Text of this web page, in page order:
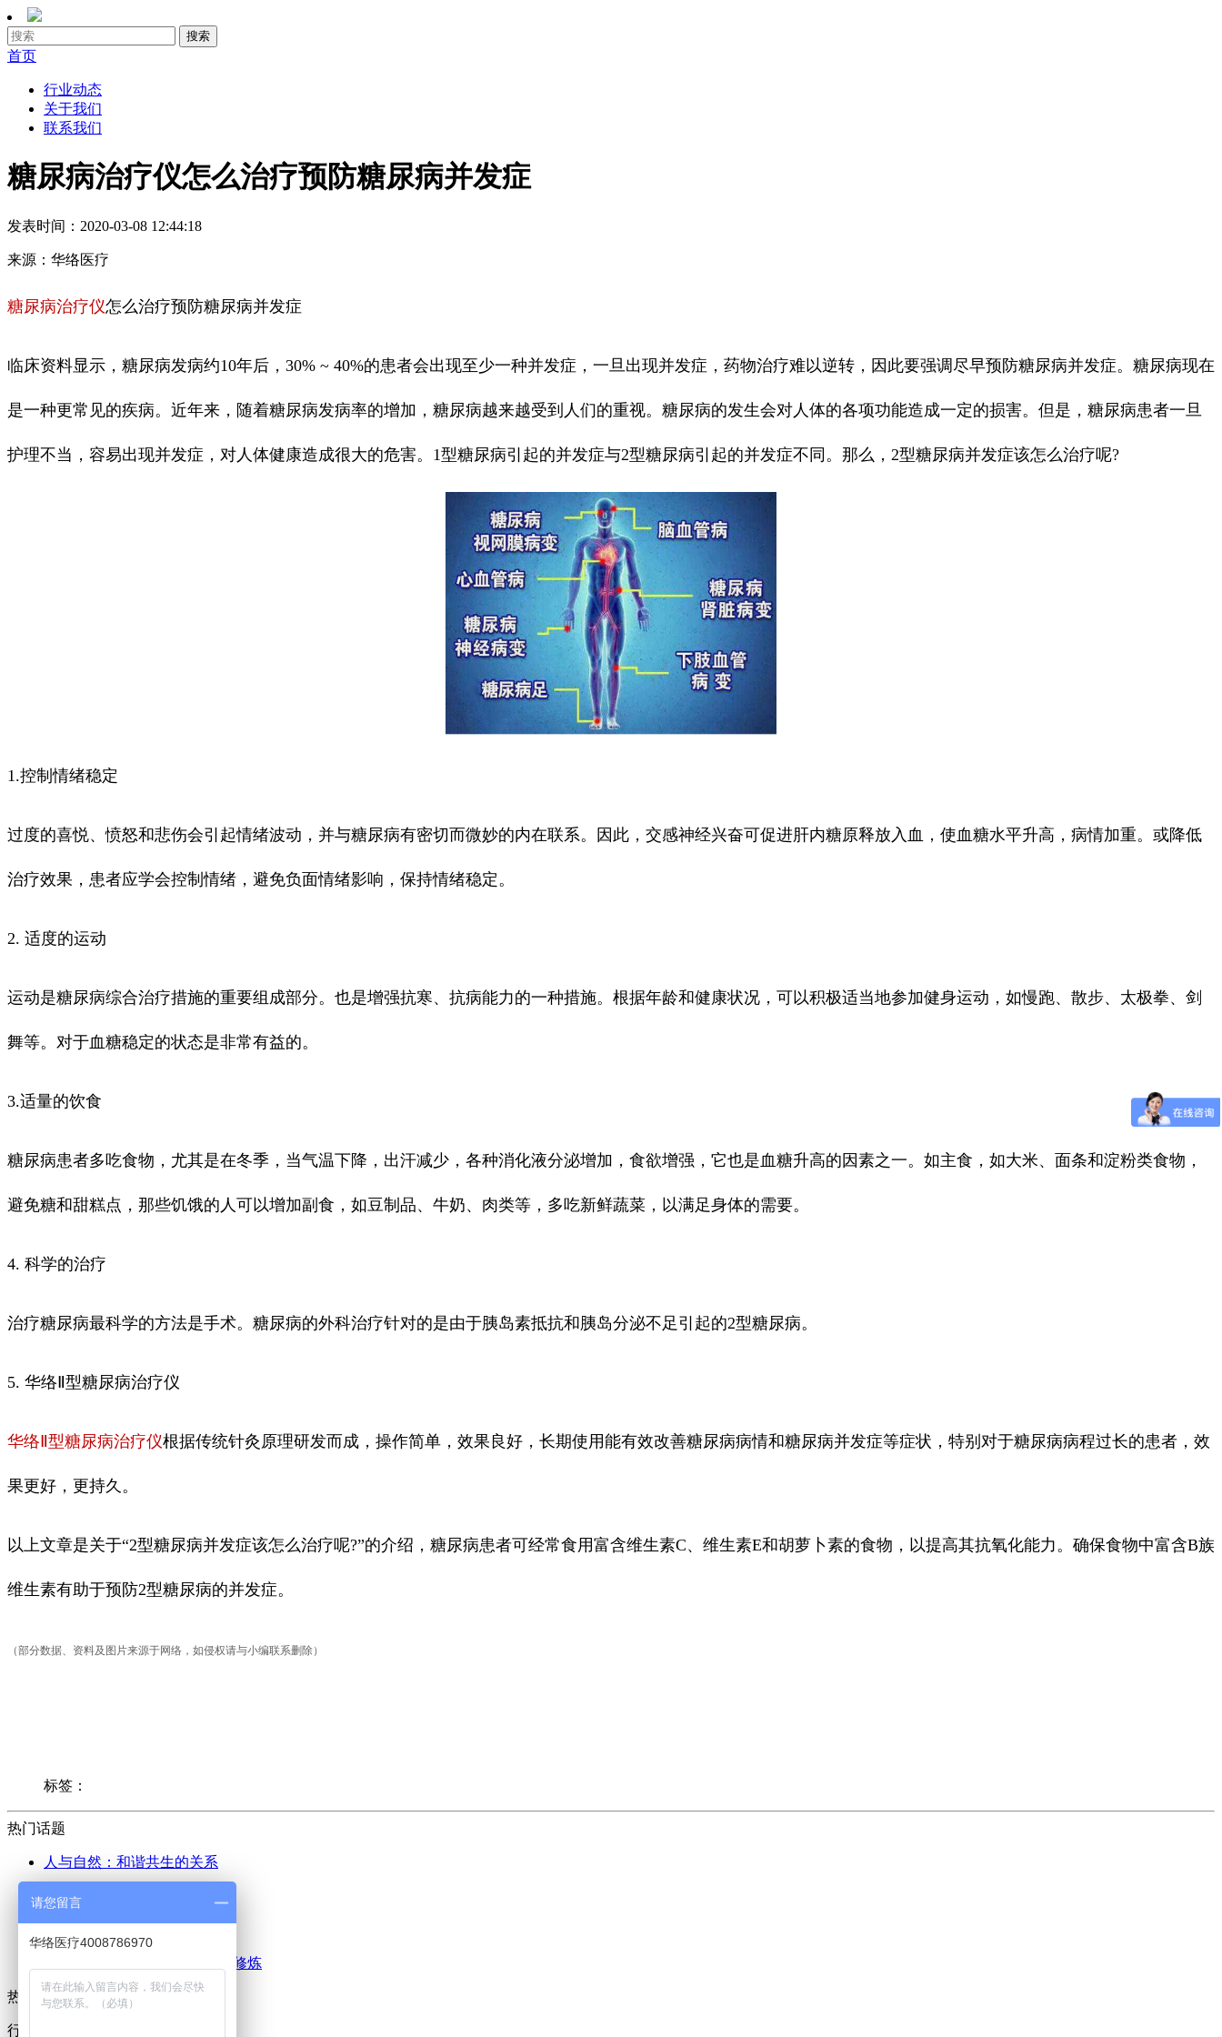
首页
行业动态
关于我们
联系我们
糖尿病治疗仪怎么治疗预防糖尿病并发症
发表时间： 2020-03-08 12:44:18
来源： 华络医疗
糖尿病治疗仪怎么治疗预防糖尿病并发症
临床资料显示，糖尿病发病约10年后，30% ~ 40%的患者会出现至少一种并发症，一旦出现并发症，药物治疗难以逆转，因此要强调尽早预防糖尿病并发症。糖尿病现在
是一种更常见的疾病。近年来，随着糖尿病发病率的增加，糖尿病越来越受到人们的重视。糖尿病的发生会对人体的各项功能造成一定的损害。但是，糖尿病患者一旦
护理不当，容易出现并发症，对人体健康造成很大的危害。1型糖尿病引起的并发症与2型糖尿病引起的并发症不同。那么，2型糖尿病并发症该怎么治疗呢?
1.控制情绪稳定
过度的喜悦、愤怒和悲伤会引起情绪波动，并与糖尿病有密切而微妙的内在联系。因此，交感神经兴奋可促进肝内糖原释放入血，使血糖水平升高，病情加重。或降低
治疗效果，患者应学会控制情绪，避免负面情绪影响，保持情绪稳定。
2. 适度的运动
运动是糖尿病综合治疗措施的重要组成部分。也是增强抗寒、抗病能力的一种措施。根据年龄和健康状况，可以积极适当地参加健身运动，如慢跑、散步、太极拳、剑
舞等。对于血糖稳定的状态是非常有益的。
3.适量的饮食
糖尿病患者多吃食物，尤其是在冬季，当气温下降，出汗减少，各种消化液分泌增加，食欲增强，它也是血糖升高的因素之一。如主食，如大米、面条和淀粉类食物，
避免糖和甜糕点，那些饥饿的人可以增加副食，如豆制品、牛奶、肉类等，多吃新鲜蔬菜，以满足身体的需要。
4. 科学的治疗
治疗糖尿病最科学的方法是手术。糖尿病的外科治疗针对的是由于胰岛素抵抗和胰岛分泌不足引起的2型糖尿病。
5. 华络Ⅱ型糖尿病治疗仪
华络Ⅱ型糖尿病治疗仪根据传统针灸原理研发而成，操作简单，效果良好，长期使用能有效改善糖尿病病情和糖尿病并发症等症状，特别对于糖尿病病程过长的患者，效
果更好，更持久。
以上文章是关于“2型糖尿病并发症该怎么治疗呢?”的介绍，糖尿病患者可经常食用富含维生素C、维生素E和胡萝卜素的食物，以提高其抗氧化能力。确保食物中富含B族
维生素有助于预防2型糖尿病的并发症。
（部分数据、资料及图片来源于网络，如侵权请与小编联系删除）
标签：
热门话题
人与自然：和谐共生的关系
太极：和谐与力量的完美结合
健身：提升身体与心灵的双重修炼
热门标签
行业动态
请您留言
华络医疗4008786970